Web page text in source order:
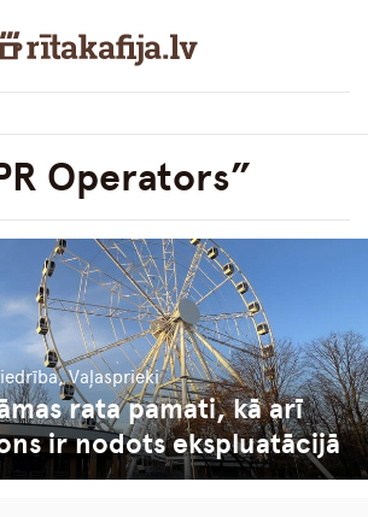
Operators”
Vaļasprieki
rata pamati, kā arī
ir nodots ekspluatācijā